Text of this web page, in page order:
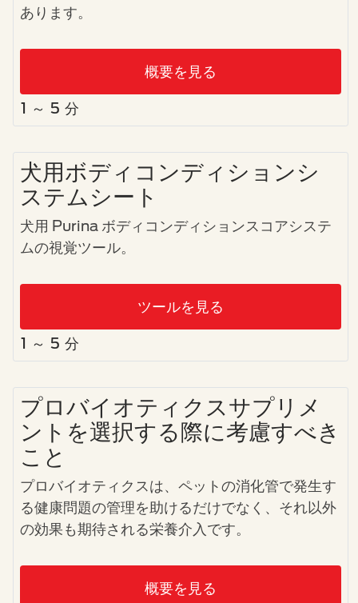
あります。
概要を見る
1 ～ 5 分
犬用ボディコンディションシ
ステムシート
犬用 Purina ボディコンディションスコアシステ
ムの視覚ツール。
ツールを見る
1 ～ 5 分
プロバイオティクスサプリメ
ントを選択する際に考慮すべき
こと
プロバイオティクスは、ペットの消化管で発生す
る健康問題の管理を助けるだけでなく、それ以外
の効果も期待される栄養介入です。
概要を見る